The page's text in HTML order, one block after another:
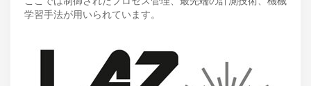
学習手法が用いられています。